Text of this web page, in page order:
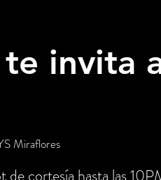
invita
Miraflores
de cortesía hasta las